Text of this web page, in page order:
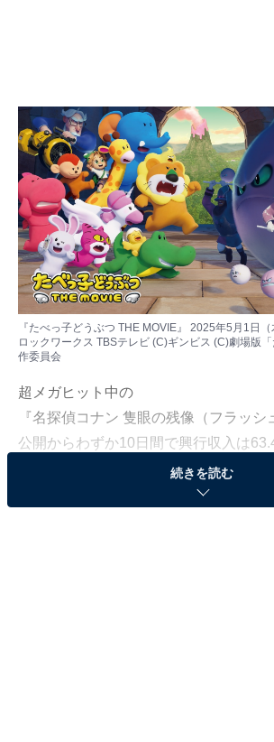
『たべっ子どうぶつ THE MOVIE』 2025年5月1日
ロックワークス TBSテレビ (C)ギンビス (C)劇場版
作委員会
超メガヒット中の
『名探偵コナン 隻眼の残像（フラッシ
公開からわずか10日間で興行収入は
続きを読む